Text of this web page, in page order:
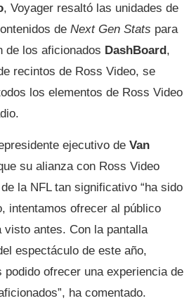
, Voyager resaltó las unidades de
de Next Gen Stats para
de los aficionados DashBoard,
recintos de Ross Video, se
los elementos de Ross Video
ejecutivo de Van
su alianza con Ross Video
la NFL tan significativo “ha sido
intentamos ofrecer al público
visto antes. Con la pantalla
espectáculo de este año,
podido ofrecer una experiencia de
ha comentado.